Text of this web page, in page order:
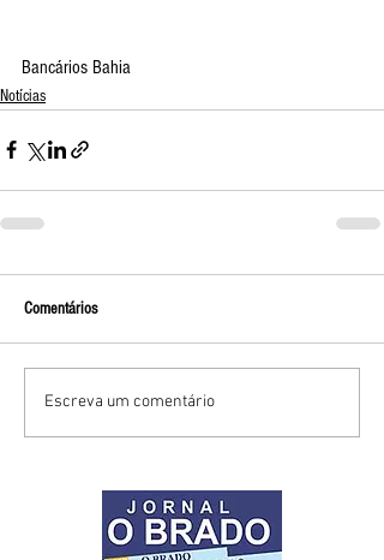
Bancários Bahia
Notícias
Comentários
Escreva um comentário